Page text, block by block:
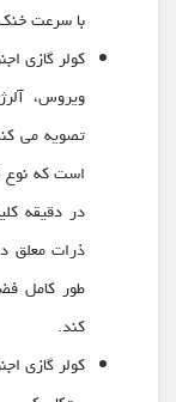
با سرعت
کولر گازی
ویروس،
تصویه می
در دقیقه
طور کامل
کند.
کولر گازی